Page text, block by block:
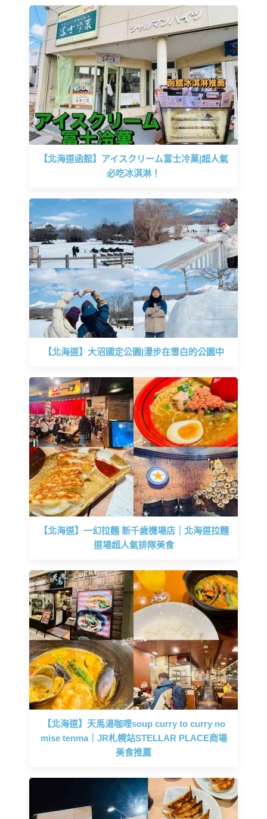
【北海道函館】アイスクリーム富士冷菓|超人氣
必吃冰淇淋！
【北海道】大沼國定公園|漫步在雪白的公園中
【北海道】一幻拉麵 新千歲機場店｜北海道拉麵
道場超人氣排隊美食
【北海道】天馬湯咖哩soup curry to curry no
mise tenma｜JR札幌站STELLAR PLACE商場
美食推薦